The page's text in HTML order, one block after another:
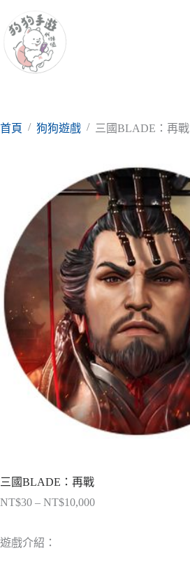
至
要
首頁 / 狗狗遊戲 / 三國BLADE：再戰
三國BLADE：再戰
NT$30 – NT$10,000價
遊戲介紹：